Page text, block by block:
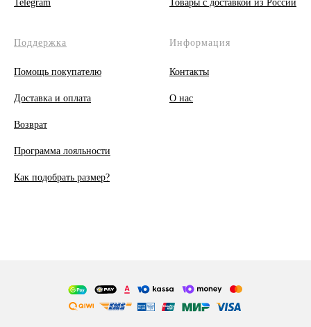
Telegram Товары с доставкой из России
Поддержка
Помощь покупателю
Доставка и оплата
Возврат
Программа лояльности
Как подобрать размер?
Информация
Контакты
О нас